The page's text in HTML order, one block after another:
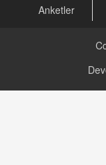
Anketler